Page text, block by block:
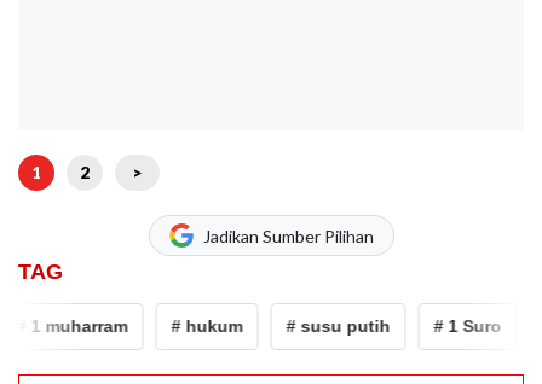
1 2 >
Jadikan Sumber Pilihan
TAG
1 muharram # hukum # susu putih # 1 Suro